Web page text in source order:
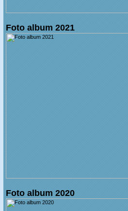
Foto album 2021
Foto album 2020